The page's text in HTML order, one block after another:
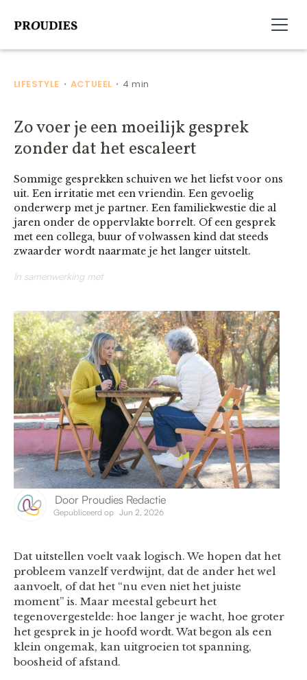
LIFESTYLE • ACTUEEL • 4 min
Zo voer je een moeilijk gesprek
zonder dat het escaleert
Sommige gesprekken schuiven we het liefst voor ons
uit. Een irritatie met een vriendin. Een gevoelig
onderwerp met je partner. Een familiekwestie die al
jaren onder de oppervlakte borrelt. Of een gesprek
met een collega, buur of volwassen kind dat steeds
zwaarder wordt naarmate je het langer uitstelt.
In samenwerking met
Door Proudies Redactie
Gepubliceerd op Jun 2, 2026
Dat uitstellen voelt vaak logisch. We hopen dat het
probleem vanzelf verdwijnt, dat de ander het wel
aanvoelt, of dat het “nu even niet het juiste
moment” is. Maar meestal gebeurt het
tegenovergestelde: hoe langer je wacht, hoe groter
het gesprek in je hoofd wordt. Wat begon als een
klein ongemak, kan uitgroeien tot spanning,
boosheid of afstand.